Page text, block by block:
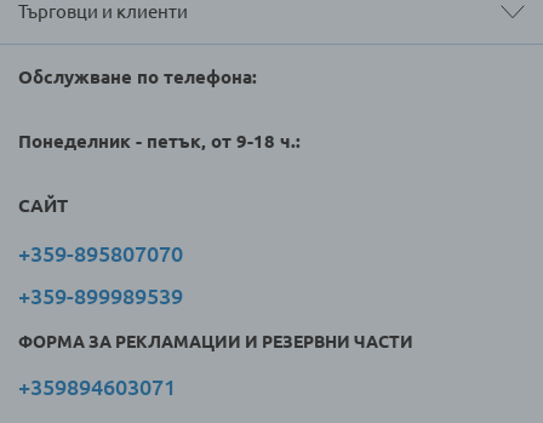
Търговци и клиенти
Обслужване по телефона:
Понеделник - петък, от 9-18 ч.:
САЙТ
+359-895807070
+359-899989539
ФОРМА ЗА РЕКЛАМАЦИИ И РЕЗЕРВНИ ЧАСТИ
+359894603071